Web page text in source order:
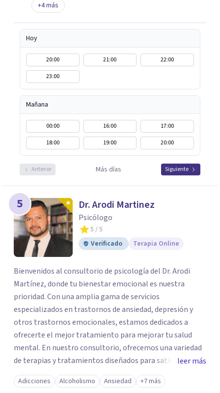
+4más
Hoy
20:00 21:00
22:00
23:00
Mañana
00:00 16:00
17:00
18:00
19:00 20:00
Anterior Más días Siguiente
5 Dr. Arodi Martinez
Psicólogo
5 / 5
Verificado
Terapia Online
Bienvenidos al consultorio de psicología del Dr. Arodi
Martínez, donde tu bienestar emocional es nuestra
prioridad. Con una amplia gama de servicios
especializados en trastornos de ansiedad, depresión y
otros trastornos emocionales, estamos dedicados a
ofrecerte el mejor tratamiento para mejorar tu salud
mental. En nuestro consultorio, ofrecemos una variedad
de terapias y tratamientos diseñados para satisfacer tus
necesidades específicas: Terapia para Trastornos de
Ansiedad y Depresión: Somos expertos en el tratamiento
leer más
Adicciones Alcoholismo Ansiedad +7 más